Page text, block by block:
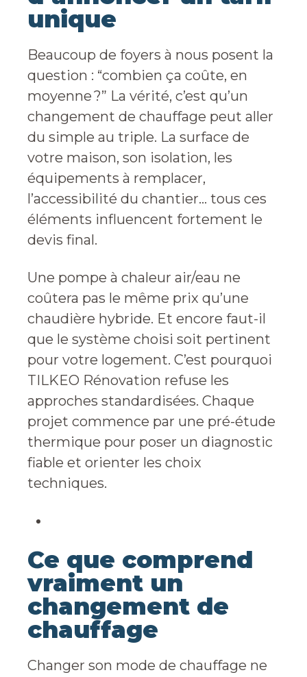
unique
Beaucoup de foyers à nous posent la
question : “combien ça coûte, en
moyenne ?” La vérité, c’est qu’un
changement de chauffage peut aller
du simple au triple. La surface de
votre maison, son isolation, les
équipements à remplacer,
l’accessibilité du chantier… tous ces
éléments influencent fortement le
devis final.
Une pompe à chaleur air/eau ne
coûtera pas le même prix qu’une
chaudière hybride. Et encore faut-il
que le système choisi soit pertinent
pour votre logement. C’est pourquoi
TILKEO Rénovation refuse les
approches standardisées. Chaque
projet commence par une pré-étude
thermique pour poser un diagnostic
fiable et orienter les choix
techniques.
Ce que comprend
vraiment un
changement de
chauffage
Changer son mode de chauffage ne